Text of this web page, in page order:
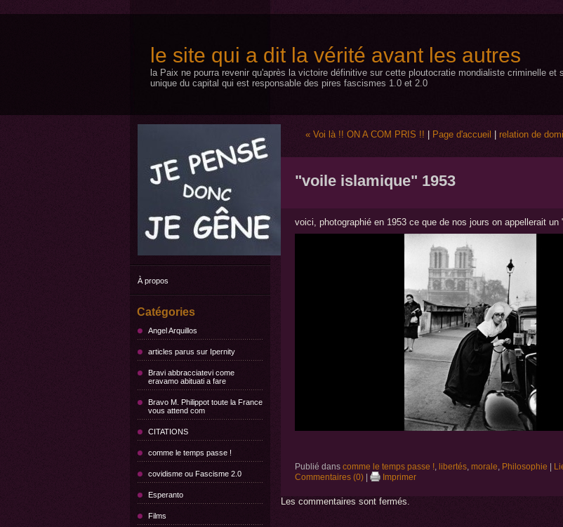
le site qui a dit la vérité avant les autres
la Paix ne pourra revenir qu'après la victoire définitive sur cette ploutocratie mondialiste criminelle
unique du capital qui est responsable des pires fascismes 1.0 et 2.0
À propos
Catégories
Angel Arquillos
articles parus sur Ipernity
Bravi abbracciatevi come
eravamo abituati a fare
Bravo M. Philippot toute la France
vous attend com
CITATIONS
comme le temps passe !
covidisme ou Fascisme 2.0
Esperanto
Films
« Voi là !! ON A COM PRIS !! Page d'accueil relation de
"voile islamique" 1953
voici, photographié en 1953 ce que de nos jours on appellerait
Publié dans comme le temps passe !, libertés, morale, Philosophie
Commentaires (0)| Imprimer
Les commentaires sont fermés.